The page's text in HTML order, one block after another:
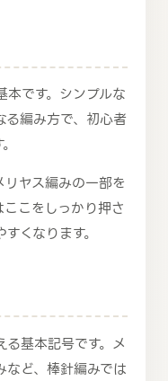
です。シンプルな
る編み方で、初心者
ヤス編みの一部を
こをしっかり押さ
くなります。
基本記号です。メ
など、棒針編みでは